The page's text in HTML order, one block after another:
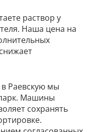
раствор у
Наша цена на
Раевскую мы
Машины
сохранять